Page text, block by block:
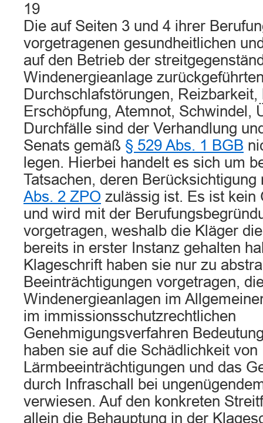
19
Die auf Seiten 3 und 4 ihrer
vorgetragenen gesundheitlichen
auf den Betrieb der
Windenergieanlage
Durchschlafstörungen, Reizbarkeit,
Erschöpfung, Atemnot, Schwindel,
Durchfälle sind der Verhandlung
Senats gemäß § 529 Abs. 1 BGB
legen. Hierbei handelt es sich um
Tatsachen, deren
Abs. 2 ZPO zulässig ist. Es ist kein
und wird mit der
vorgetragen, weshalb die Kläger
bereits in erster Instanz gehalten
Klageschrift haben sie nur zu
Beeinträchtigungen vorgetragen,
Windenergieanlagen im
im immissionsschutzrechtlichen
Genehmigungsverfahren
haben sie auf die Schädlichkeit von
Lärmbeeinträchtigungen und das
durch Infraschall bei
verwiesen. Auf den konkreten
allein die Behauptung in der